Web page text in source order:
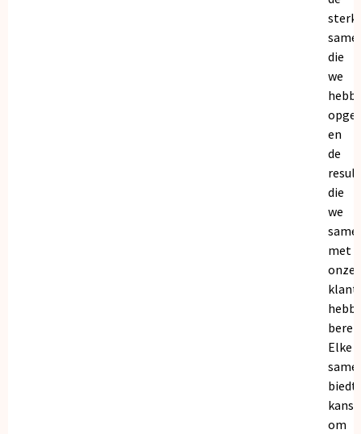
die
we
en
de
die
we
met
onze
Elke
biedt
om